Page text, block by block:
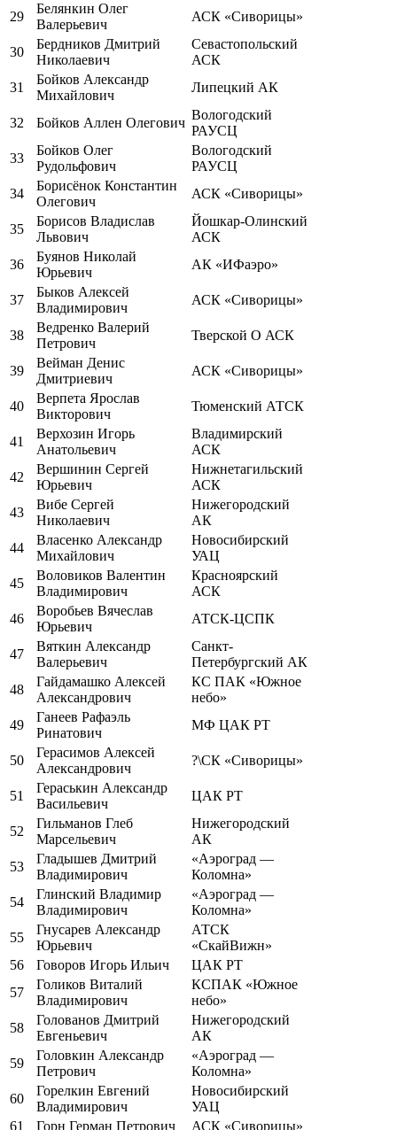
29
Белянкин Олег
Валерьевич
АСК «Сиворицы»
30
Бердников Дмитрий
Николаевич
Севастопольский
АСК
31
Бойков Александр
Михайлович
Липецкий АК
32 Бойков Аллен Олегович
Вологодский
РАУСЦ
33
Бойков Олег
Рудольфович
Вологодский
РАУСЦ
34
Борисёнок Константин
Олегович
АСК «Сиворицы»
35
Борисов Владислав
Львович
Йошкар-Олинский
АСК
36
Буянов Николай
Юрьевич
АК «ИФаэро»
37
Быков Алексей
Владимирович
АСК «Сиворицы»
38
Ведренко Валерий
Петрович
Тверской О АСК
39
Вейман Денис
Дмитриевич
АСК «Сиворицы»
40
Верпета Ярослав
Викторович
Тюменский АТСК
41
Верхозин Игорь
Анатольевич
Владимирский
АСК
42
Вершинин Сергей
Юрьевич
Нижнетагильский
АСК
43
Вибе Сергей
Николаевич
Нижегородский
АК
44
Власенко Александр
Михайлович
Новосибирский
УАЦ
45
Воловиков Валентин
Владимирович
Красноярский
АСК
46
Воробьев Вячеслав
Юрьевич
АТСК-ЦСПК
47
Вяткин Александр
Валерьевич
Санкт-
Петербургский АК
48
Гайдамашко Алексей
Александрович
КС ПАК «Южное
небо»
49
Ганеев Рафаэль
Ринатович
МФ ЦАК РТ
50
Герасимов Алексей
Александрович
?\СК «Сиворицы»
51
Гераськин Александр
Васильевич
ЦАК РТ
52
Гильманов Глеб
Марсельевич
Нижегородский
АК
53
Гладышев Дмитрий
Владимирович
«Аэроград —
Коломна»
54
Глинский Владимир
Владимирович
«Аэроград —
Коломна»
55
Гнусарев Александр
Юрьевич
АТСК
«СкайВижн»
56
Говоров Игорь Ильич
ЦАК РТ
57
Голиков Виталий
Владимирович
КСПАК «Южное
небо»
58
Голованов Дмитрий
Евгеньевич
Нижегородский
АК
59
Головкин Александр
Петрович
«Аэроград —
Коломна»
60
Горелкин Евгений
Владимирович
Новосибирский
УАЦ
61
Горн Герман Петрович АСК «Сиворицы»